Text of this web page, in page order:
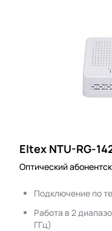
Eltex NTU-RG-
Оптический
Подключение по
Работа в 2
ГГц)